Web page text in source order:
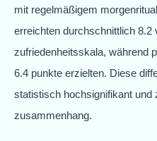
mit regelmäßigem
erreichten durchschnittlich 8.2
zufriedenheitsskala, während
6.4 punkte erzielten. Diese
statistisch hochsignifikant und
zusammenhang.